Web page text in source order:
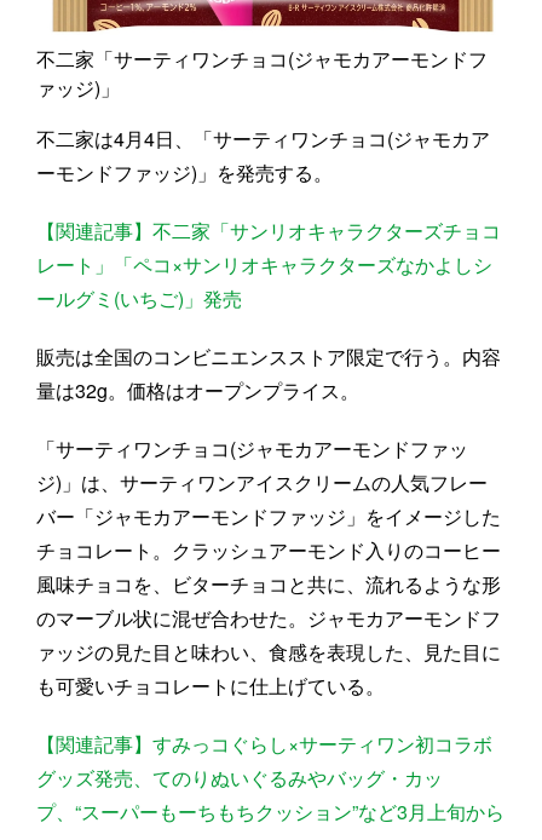
不二家「サーティワンチョコ(ジャモカアーモンドフ
ァッジ)」
不二家は4月4日、「サーティワンチョコ(ジャモカア
ーモンドファッジ)」を発売する。
【関連記事】不二家「サンリオキャラクターズチョコ
レート」「ペコ×サンリオキャラクターズなかよしシ
ールグミ(いちご)」発売
販売は全国のコンビニエンスストア限定で行う。内容
量は32g。価格はオープンプライス。
「サーティワンチョコ(ジャモカアーモンドファッ
ジ)」は、サーティワンアイスクリームの人気フレー
バー「ジャモカアーモンドファッジ」をイメージした
チョコレート。クラッシュアーモンド入りのコーヒー
風味チョコを、ビターチョコと共に、流れるような形
のマーブル状に混ぜ合わせた。ジャモカアーモンドフ
ァッジの見た目と味わい、食感を表現した、見た目に
も可愛いチョコレートに仕上げている。
【関連記事】すみっコぐらし×サーティワン初コラボ
グッズ発売、てのりぬいぐるみやバッグ・カッ
プ、“スーパーもーちもちクッション”など3月上旬から